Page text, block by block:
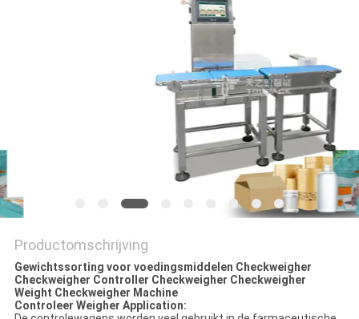
PRIVACYBELEID
Productomschrijving
Gewichtssorting voor voedingsmiddelen Checkweigher
Checkweigher Controller Checkweigher Checkweigher
Weight Checkweigher Machine
Controleer Weigher Application: